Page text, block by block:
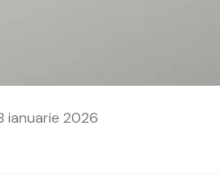
ianuarie 2026